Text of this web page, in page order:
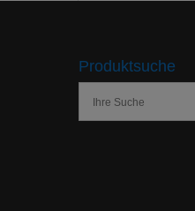
Produktsuche